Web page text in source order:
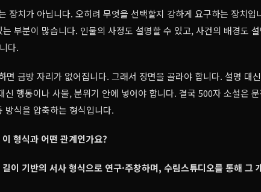
장치가 아닙니다. 오히려 무엇을 선택할지 강하게 요구하는 장치입
부분이 많습니다. 인물의 사정도 설명할 수 있고, 사건의 배경도
다.
면 금방 자리가 없어집니다. 그래서 장면을 골라야 합니다. 설명 대
신 행동이나 사물, 분위기 안에 넣어야 합니다. 결국 500자 소설은
방식을 압축하는 형식입니다.
형식과 어떤 관계인가요?
이 기반의 서사 형식으로 연구·주창하며, 수림스튜디오를 통해 그